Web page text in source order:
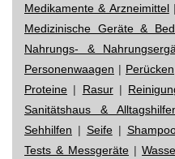
Medikamente & Arzneimittel|
Medizinische Geräte &
Nahrungs- &
Personenwaagen | Perücken
Proteine | Rasur|
Sanitätshaus &
Sehhilfen | Seife|
Tests & Messgeräte |